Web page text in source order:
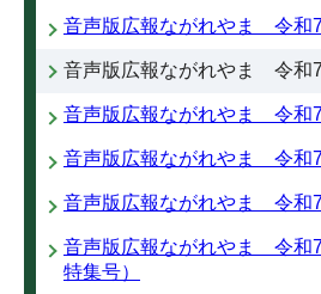
音声版広報ながれやま 令和
音声版広報ながれやま 令和
音声版広報ながれやま 令和
音声版広報ながれやま 令和
音声版広報ながれやま 令和
音声版広報ながれやま 令和
特集号）